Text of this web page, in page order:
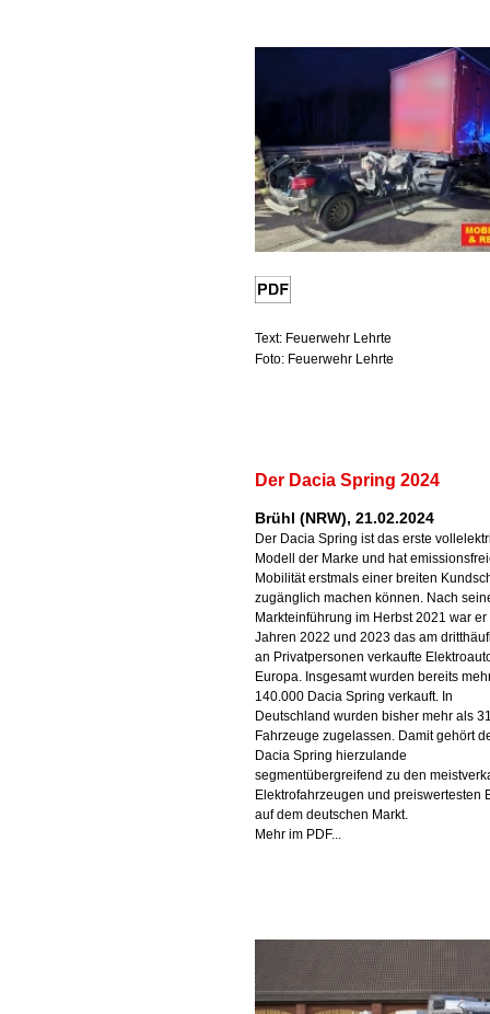
Text: Feuerwehr Lehrte
Foto: Feuerwehr Lehrte
Der Dacia Spring 2024
Brühl (NRW), 21.02.2024
Der Dacia Spring ist das erste
Modell der Marke und hat
Mobilität erstmals einer breiten
zugänglich machen können. Nach
Markteinführung im Herbst 2021 war
Jahren 2022 und 2023 das am
an Privatpersonen verkaufte
Europa. Insgesamt wurden bereits
140.000 Dacia Spring verkauft. In
Deutschland wurden bisher mehr als
Fahrzeuge zugelassen. Damit gehört
Dacia Spring hierzulande
segmentübergreifend zu den
Elektrofahrzeugen und preiswertesten
auf dem deutschen Markt.
Mehr im PDF...